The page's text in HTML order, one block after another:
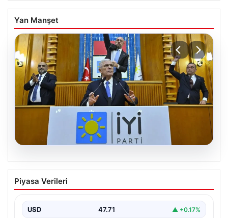
Yan Manşet
06.08.2026
İYİ Parti’den ‘çerçeve yasa’ teklifi için
Anayasa Komisyonuna başvuru
Piyasa Verileri
USD 47.71 ▲ +0.17%